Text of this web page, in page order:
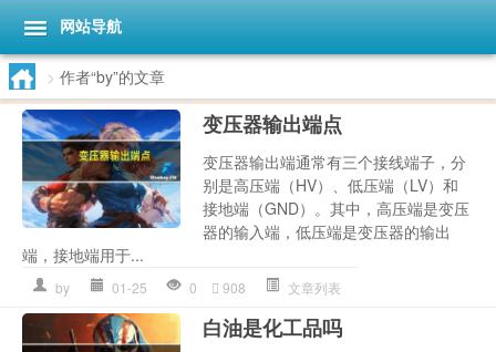
网站导航
> 作者“by”的文章
变压器输出端点
变压器输出端通常有三个接线端子，分
别是高压端（HV）、低压端（LV）和
接地端（GND）。其中，高压端是变压
器的输入端，低压端是变压器的输出
端，接地端用于...
by 01-25 0 908 文章列表
白油是化工品吗